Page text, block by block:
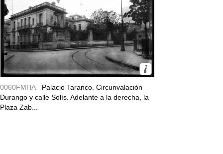
0060FMHA - Palacio Taranco. Circunvalación
Durango y calle Solís. Adelante a la derecha, la
Plaza Zab...